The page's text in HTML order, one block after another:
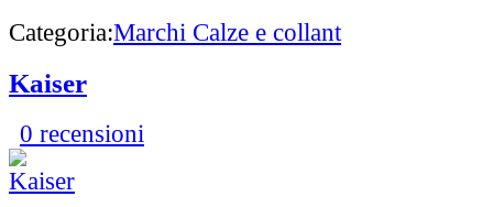
Categoria:Marchi Calze e collant
Kaiser
0 recensioni